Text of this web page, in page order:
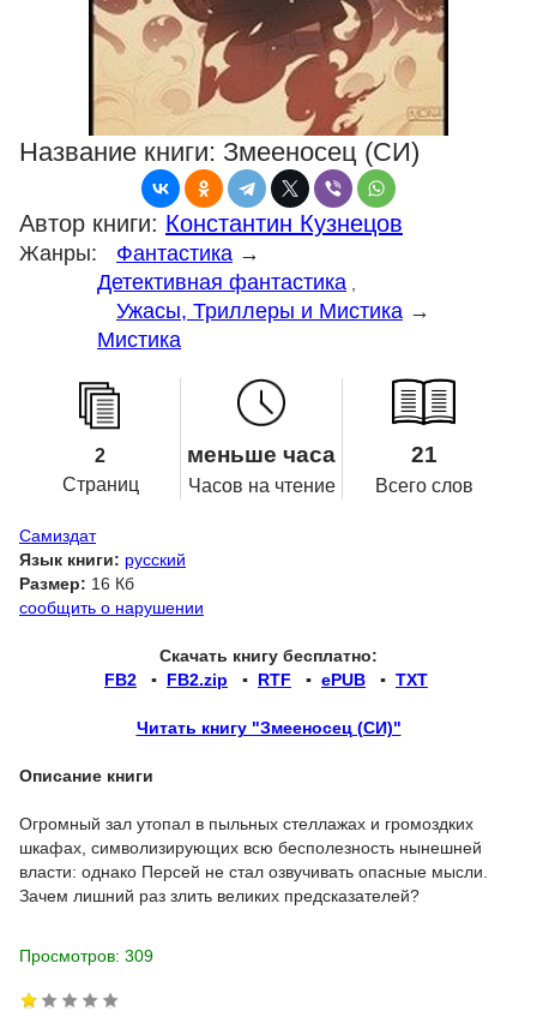
Название книги: Змееносец (СИ)
Автор книги: Константин Кузнецов
Жанры: Фантастика →
Детективная фантастика
Ужасы, Триллеры и Мистика →
Мистика
2
Страниц
меньше часа
Часов на чтение
21
Всего слов
Самиздат
Язык книги: русский
Размер: 16 Кб
сообщить о нарушении
Скачать книгу бесплатно:
FB2 ▪ FB2.zip ▪ RTF ▪ ePUB ▪ TXT
Читать книгу "Змееносец (СИ)"
Описание книги
Огромный зал утопал в пыльных стеллажах и громоздких
шкафах, символизирующих всю бесполезность нынешней
власти: однако Персей не стал озвучивать опасные мысли.
Зачем лишний раз злить великих предсказателей?
Просмотров: 309